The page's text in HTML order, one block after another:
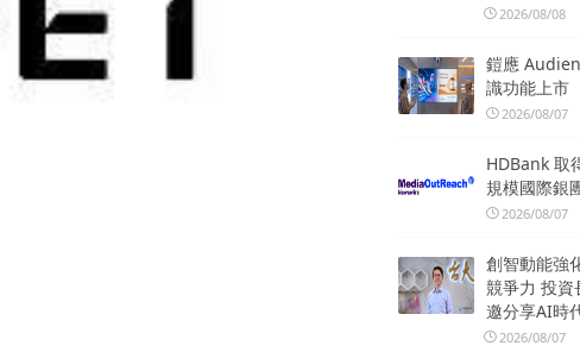
2026/08/08
鎧應
識功能上市
2026/08/07
HDBank 取
規模國際銀
2026/08/07
創智動能強
競爭力 投資
邀分享AI時
2026/08/07